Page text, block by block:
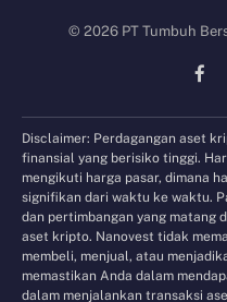
© 2026 PT Tumbuh
Disclaimer: Perdagangan aset
finansial yang berisiko tinggi.
mengikuti harga pasar, dimana
signifikan dari waktu ke waktu.
dan pertimbangan yang matang
aset kripto. Nanovest tidak
membeli, menjual, atau
memastikan Anda dalam
dalam menjalankan transaksi